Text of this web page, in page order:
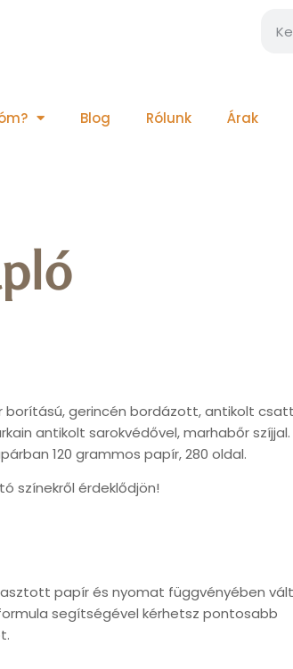
Blog Rólunk Árak
borítású, gerincén bordázott, antikolt
antikolt sarokvédővel, marhabőr szíjjal.
120 grammos papír, 280 oldal.
színekről érdeklődjön!
papír és nyomat függvényében
segítségével kérhetsz pontosabb